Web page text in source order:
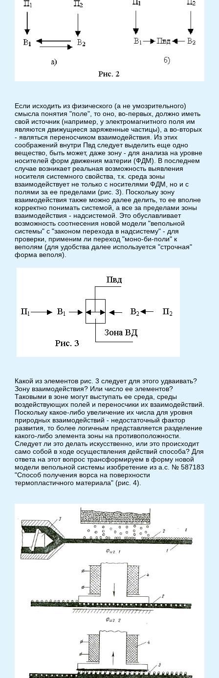
Если исходить из физического (а не умозрительного)
смысла понятия "поле", то оно, во-первых, должно иметь
свой источник (например, у электромагнитного поля им
являются движущиеся заряженные частицы), а во-вторых
- являться переносчиком взаимодействия. Из этих
соображений внутри Пвд следует выделить еще одно
вещество, быть может, даже зону - для анализа на уровне
носителей форм движения материи (ФДМ). В последнем
случае возникает реальная возможность выявления
носителя системного свойства, т.к. среда зоны
взаимодействует не только с носителями ФДМ, но и с
полями за ее пределами (рис. 3). Поскольку зону
взаимодействия также можно далее делить, то ее вполне
корректно понимать системой, а все за пределами зоны
взаимодействия - надсистемой. Это обуславливает
возможность соотнесения новой модели "вепольной
системы" с "законом перехода в надсистему" - для
проверки, применим ли переход "моно-би-поли" к
веполям (для удобства далее используется "строчная"
форма веполя).
Какой из элементов рис. 3 следует для этого удваивать?
Зону взаимодействия? Или число ее элементов?
Таковыми в зоне могут выступать ее среда, среды
воздействующих полей и переносчики их взаимодействий.
Поскольку какое-либо увеличение их числа для уровня
природных взаимодействий - недостаточный фактор
развития, то более логичным представляется разделение
какого-либо элемента зоны на противоположности.
Следует ли это делать искусственно, или это происходит
само собой в ходе осуществления действий способа? Для
ответа на этот вопрос трансформируем в форму новой
модели вепольной системы изобретение из а.с. № 587183
"Способ получения ворса на поверхности
термопластичного материала" (рис. 4).